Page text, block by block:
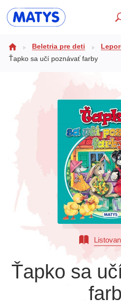
Doplnkový sortiment
Populárno - náučné pre deti
Výchova a pedagogika
Všetky
Beletria pre deti
Ťapko sa učí poznávať farby
Ťapko sa